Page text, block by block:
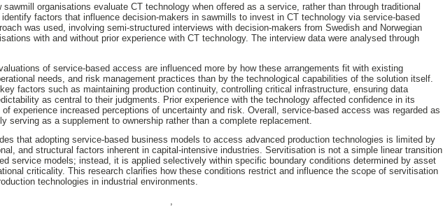
organisations evaluate CT technology when offered as a service, rather than through traditional
factors that influence decision-makers in sawmills to invest in CT technology via service-based
was used, involving semi-structured interviews with decision-makers from Swedish and Norwegian
with and without prior experience with CT technology. The interview data were analysed through
of service-based access are influenced more by how these arrangements fit with existing
needs, and risk management practices than by the technological capabilities of the solution itself.
factors such as maintaining production continuity, controlling critical infrastructure, ensuring data
as central to their judgments. Prior experience with the technology affected confidence in its
experience increased perceptions of uncertainty and risk. Overall, service-based access was regarded as
serving as a supplement to ownership rather than a complete replacement.
that adopting service-based business models to access advanced production technologies is limited by
and structural factors inherent in capital-intensive industries. Servitisation is not a simple linear transition
service models; instead, it is applied selectively within specific boundary conditions determined by asset
criticality. This research clarifies how these conditions restrict and influence the scope of servitisation
technologies in industrial environments.
,